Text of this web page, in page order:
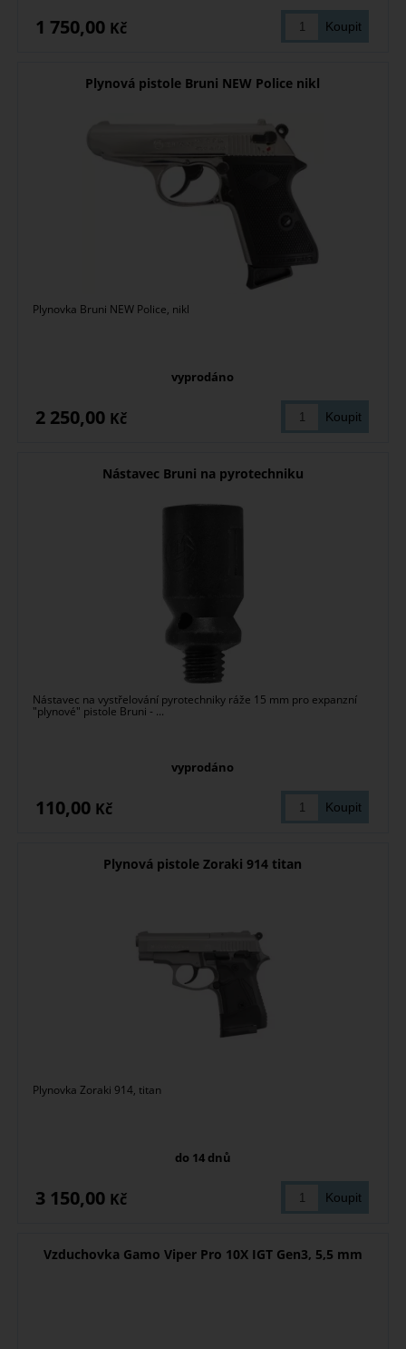
1 750,00 Kč
Plynová pistole Bruni NEW Police nikl
Plynovka Bruni NEW Police, nikl
vyprodáno
2 250,00 Kč
Nástavec Bruni na pyrotechniku
Nástavec na vystřelování pyrotechniky ráže 15 mm pro expanzní
"plynové" pistole Bruni - ...
vyprodáno
110,00 Kč
Plynová pistole Zoraki 914 titan
Plynovka Zoraki 914, titan
do 14 dnů
3 150,00 Kč
Vzduchovka Gamo Viper Pro 10X IGT Gen3, 5,5 mm